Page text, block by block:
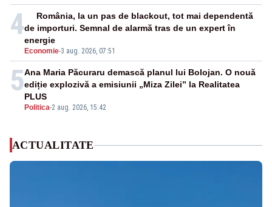
4
Economie-3 aug. 2026, 07:51
România, la un pas de blackout, tot mai dependentă
de importuri. Semnal de alarmă tras de un expert în
energie
5
Politica-2 aug. 2026, 15:42
Ana Maria Păcuraru demască planul lui Bolojan. O nouă
ediție explozivă a emisiunii „Miza Zilei” la Realitatea
PLUS
ACTUALITATE